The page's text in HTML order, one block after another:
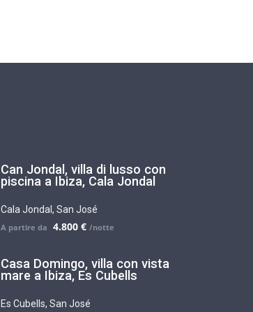
Can Jondal, villa di lusso con
piscina a Ibiza, Cala Jondal
Cala Jondal , San José
4.800 €
Casa Domingo, villa con vista
mare a Ibiza, Es Cubells
Es Cubells, San José